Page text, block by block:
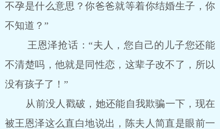
不孕是什么意思？你爸爸就等着你结婚生子，你
不知道？”
王恩泽抢话：“夫人，您自己的儿子您还能
不清楚吗，他就是同性恋，这辈子改不了，所以
没有孩子了！”
从前没人戳破，她还能自我欺骗一下，现在
被王恩泽这么直白地说出，陈夫人简直是眼前一